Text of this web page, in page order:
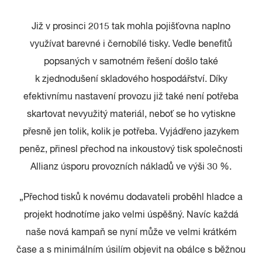
Již v prosinci 2015 tak mohla pojišťovna naplno
využívat barevné i černobílé tisky. Vedle benefitů
popsaných v samotném řešení došlo také
k zjednodušení skladového hospodářství. Díky
efektivnímu nastavení provozu již také není potřeba
skartovat nevyužitý materiál, neboť se ho vytiskne
přesně jen tolik, kolik je potřeba. Vyjádřeno jazykem
peněz, přinesl přechod na inkoustový tisk společnosti
Allianz úsporu provozních nákladů ve výši 30 %.
„Přechod tisků k novému dodavateli proběhl hladce a
projekt hodnotíme jako velmi úspěšný. Navíc každá
naše nová kampaň se nyní může ve velmi krátkém
čase a s minimálním úsilím objevit na obálce s běžnou